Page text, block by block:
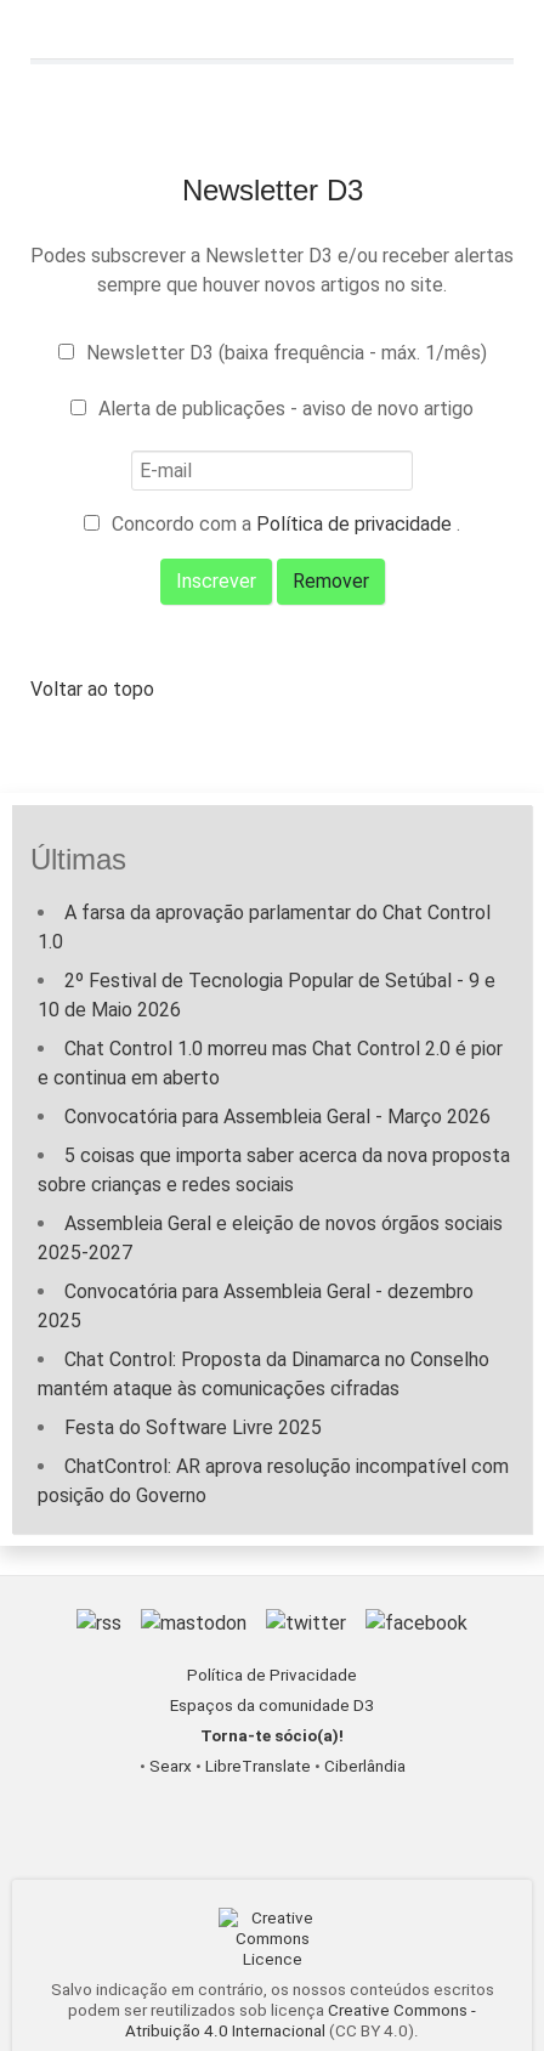
Newsletter D3
Podes subscrever a Newsletter D3 e/ou receber alertas
sempre que houver novos artigos no site.
Newsletter D3 (baixa frequência - máx. 1/mês)
Alerta de publicações - aviso de novo artigo
Concordo com a Política de privacidade .
Voltar ao topo
Últimas
A farsa da aprovação parlamentar do Chat Control
1.0
2º Festival de Tecnologia Popular de Setúbal - 9 e
10 de Maio 2026
Chat Control 1.0 morreu mas Chat Control 2.0 é pior
e continua em aberto
Convocatória para Assembleia Geral - Março 2026
5 coisas que importa saber acerca da nova proposta
sobre crianças e redes sociais
Assembleia Geral e eleição de novos órgãos sociais
2025-2027
Convocatória para Assembleia Geral - dezembro
2025
Chat Control: Proposta da Dinamarca no Conselho
mantém ataque às comunicações cifradas
Festa do Software Livre 2025
ChatControl: AR aprova resolução incompatível com
posição do Governo
Política de Privacidade
Espaços da comunidade D3
Torna-te sócio(a)!
• Searx • LibreTranslate • Ciberlândia
Salvo indicação em contrário, os nossos conteúdos escritos
podem ser reutilizados sob licença Creative Commons -
Atribuição 4.0 Internacional (CC BY 4.0).